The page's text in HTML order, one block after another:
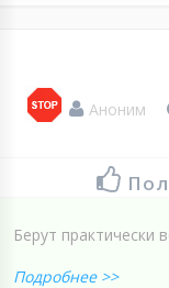
Аноним
Берут практически
Подробнее >>